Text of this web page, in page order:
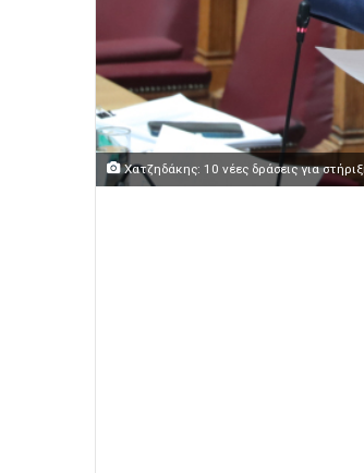
Χατζηδάκης: 10 νέες δράσεις για